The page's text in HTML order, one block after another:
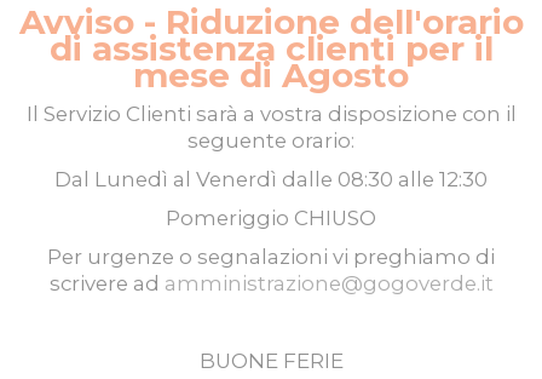
Avviso - Riduzione dell'orario
di assistenza clienti per il
mese di Agosto
Il Servizio Clienti sarà a vostra disposizione con il
seguente orario:
Dal Lunedì al Venerdì dalle 08:30 alle 12:30
Pomeriggio CHIUSO
Per urgenze o segnalazioni vi preghiamo di
scrivere ad amministrazione@gogoverde.it
BUONE FERIE